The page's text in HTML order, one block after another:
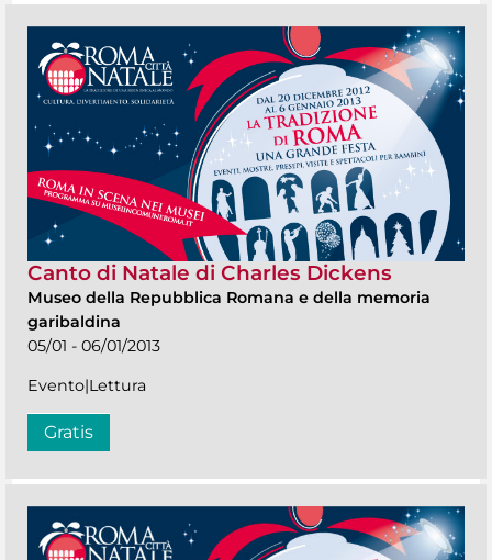
Canto di Natale di Charles Dickens
Museo della Repubblica Romana e della memoria
garibaldina
05/01 - 06/01/2013
Evento|Lettura
Gratis